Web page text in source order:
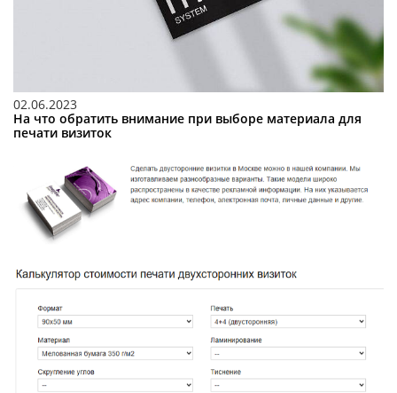
02.06.2023
На что обратить внимание при выборе материала для
печати визиток